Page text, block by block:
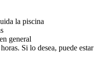
la piscina
general
Si lo desea, puede estar